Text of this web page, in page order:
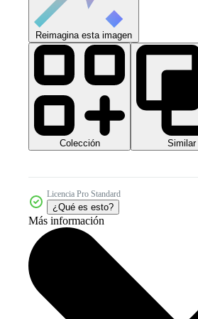
Reimagina esta imagen
Colección Similar
Licencia Pro Standard
¿Qué es esto?
Más información